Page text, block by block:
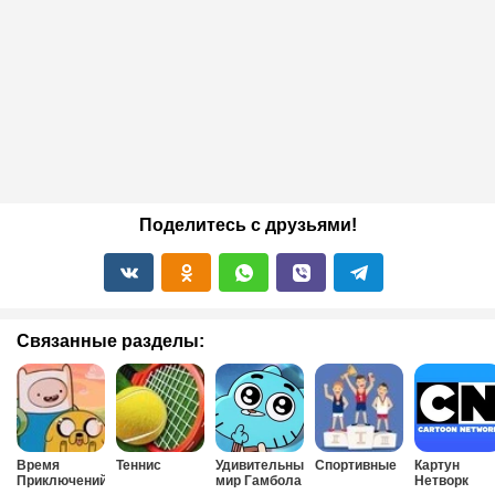
Поделитесь с друзьями!
Связанные разделы:
Время
Приключений
Теннис
Удивительный
мир Гамбола
Спортивные
Картун
Нетворк